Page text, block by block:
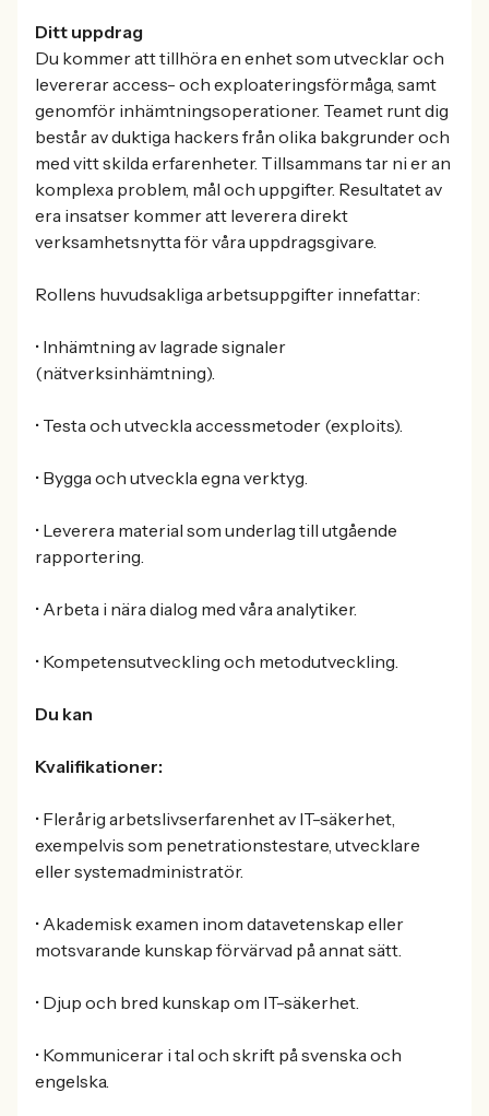
Ditt uppdrag
Du kommer att tillhöra en enhet som utvecklar och
levererar access- och exploateringsförmåga, samt
genomför inhämtningsoperationer. Teamet runt dig
består av duktiga hackers från olika bakgrunder och
med vitt skilda erfarenheter. Tillsammans tar ni er an
komplexa problem, mål och uppgifter. Resultatet av
era insatser kommer att leverera direkt
verksamhetsnytta för våra uppdragsgivare.
Rollens huvudsakliga arbetsuppgifter innefattar:
• Inhämtning av lagrade signaler
(nätverksinhämtning).
• Testa och utveckla accessmetoder (exploits).
• Bygga och utveckla egna verktyg.
• Leverera material som underlag till utgående
rapportering.
• Arbeta i nära dialog med våra analytiker.
• Kompetensutveckling och metodutveckling.
Du kan
Kvalifikationer:
• Flerårig arbetslivserfarenhet av IT-säkerhet,
exempelvis som penetrationstestare, utvecklare
eller systemadministratör.
• Akademisk examen inom datavetenskap eller
motsvarande kunskap förvärvad på annat sätt.
• Djup och bred kunskap om IT-säkerhet.
• Kommunicerar i tal och skrift på svenska och
engelska.